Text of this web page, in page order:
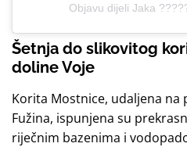
Objavu dijeli Jaka
Šetnja do slikovitog
doline Voje
Korita Mostnice, udaljena na
Fužina, ispunjena su
riječnim bazenima i